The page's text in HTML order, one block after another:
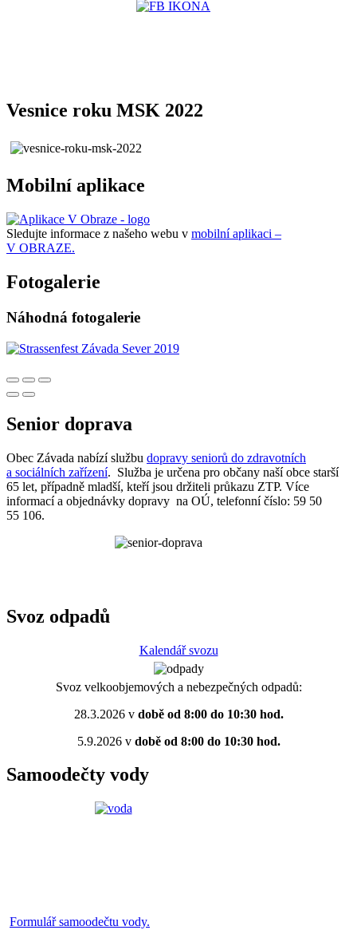
Vesnice roku MSK 2022
Mobilní aplikace
Sledujte informace z našeho webu v mobilní aplikaci –
V OBRAZE.
Fotogalerie
Náhodná fotogalerie
Senior doprava
Obec Závada nabízí službu dopravy seniorů do zdravotních
a sociálních zařízení. Služba je určena pro občany naší obce starší
65 let, případně mladší, kteří jsou držiteli průkazu ZTP. Více
informací a objednávky dopravy na OÚ, telefonní číslo: 59 50
55 106.
Svoz odpadů
Kalendář svozu
Svoz velkoobjemových a nebezpečných odpadů:
28.3.2026 vdobě od 8:00 do 10:30 hod.
5.9.2026 vdobě od 8:00 do 10:30 hod.
Samoodečty vody
Formulář samoodečtu vody.